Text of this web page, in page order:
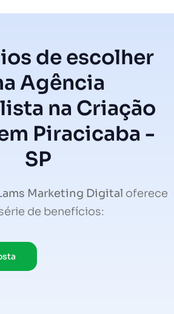
de escolher
Agência
na Criação
Piracicaba -
SP
Marketing Digital oferece
de benefícios: